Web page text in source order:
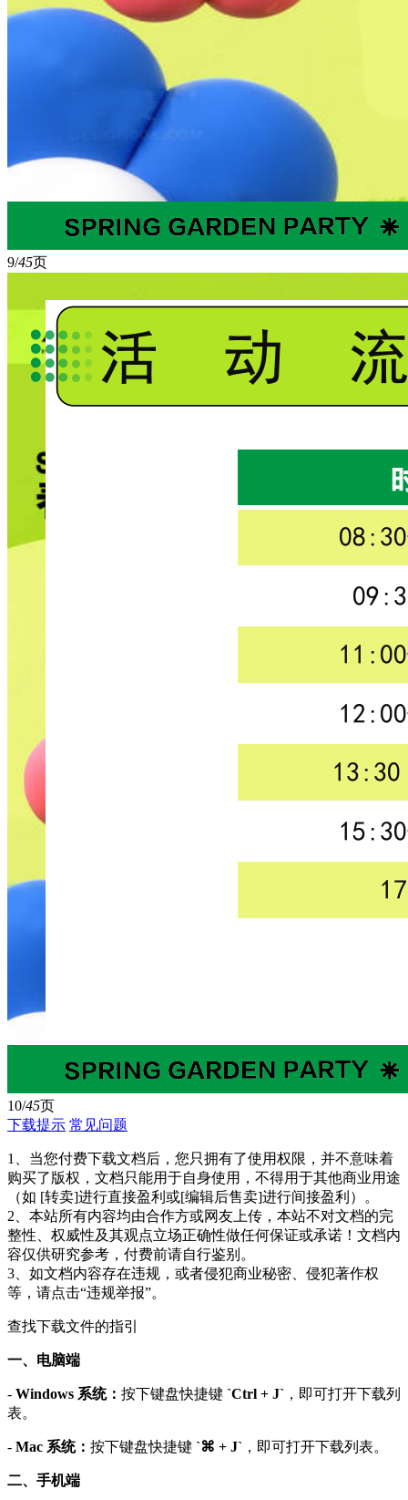
9/45页
10/45页
下载提示 常见问题
1、当您付费下载文档后，您只拥有了使用权限，并不意味着
购买了版权，文档只能用于自身使用，不得用于其他商业用途
（如 [转卖]进行直接盈利或[编辑后售卖]进行间接盈利）。
2、本站所有内容均由合作方或网友上传，本站不对文档的完
整性、权威性及其观点立场正确性做任何保证或承诺！文档内
容仅供研究参考，付费前请自行鉴别。
3、如文档内容存在违规，或者侵犯商业秘密、侵犯著作权
等，请点击“违规举报”。
查找下载文件的指引
一、电脑端
- Windows 系统： 按下键盘快捷键 `Ctrl + J` ，即可打开下载列
表。
- Mac 系统： 按下键盘快捷键 `⌘ + J` ，即可打开下载列表。
二、手机端